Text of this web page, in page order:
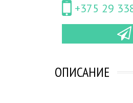
+375 29
ОПИСАНИЕ